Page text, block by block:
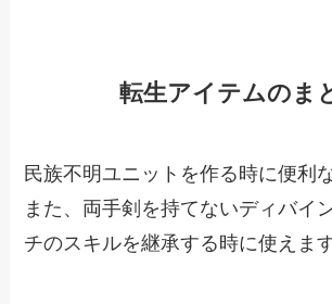
転生アイテムのま
民族不明ユニットを作る時に便利
また、両手剣を持てないディバイ
チのスキルを継承する時に使えます